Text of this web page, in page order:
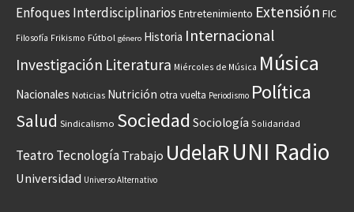
Enfoques Interdisciplinarios Entretenimiento Extensión FIC
Filosofía Frikismo Fútbol género Historia Internacional
Investigación Literatura Miércoles de Música Música
Nacionales Noticias Nutrición otra vuelta Periodismo Política
Salud Sindicalismo Sociedad Sociología Solidaridad
Teatro Tecnología Trabajo UdelaRUNI Radio
Universidad Universo Alternativo